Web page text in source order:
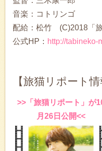
音楽：コトリンゴ
配給：松竹 (C)2018「
公式HP： http://tabineko-
【旅猫リポート情
>>「旅猫リポート」が
月26日公開<<